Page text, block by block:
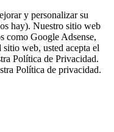
y personalizar su
hay). Nuestro sitio web
como Google Adsense,
web, usted acepta el
Política de Privacidad.
Política de privacidad.